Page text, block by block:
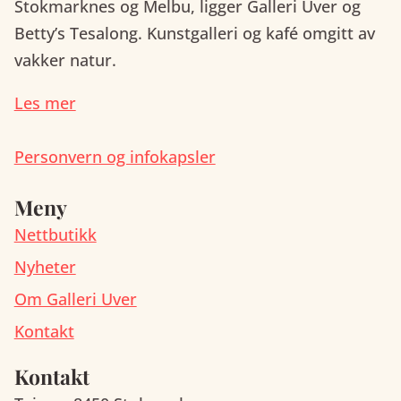
Stokmarknes og Melbu, ligger Galleri Uver og
Betty’s Tesalong. Kunstgalleri og kafé omgitt av
vakker natur.
Les mer
Personvern og infokapsler
Meny
Nettbutikk
Nyheter
Om Galleri Uver
Kontakt
Kontakt